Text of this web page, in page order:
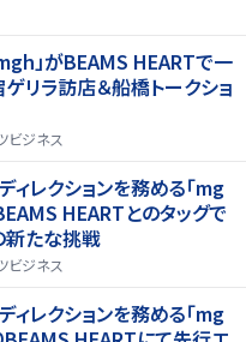
」がBEAMS HEARTで一
リラ訪店＆船橋トークショ
ビジネス
レクションを務める「mg
HEARTとのタッグで
新たな挑戦
ビジネス
レクションを務める「mg